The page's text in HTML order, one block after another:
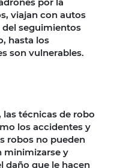
viajan con autos
seguimientos
hasta los
son vulnerables.
técnicas de robo
los accidentes y
robos no pueden
minimizarse y
daño que le hacen